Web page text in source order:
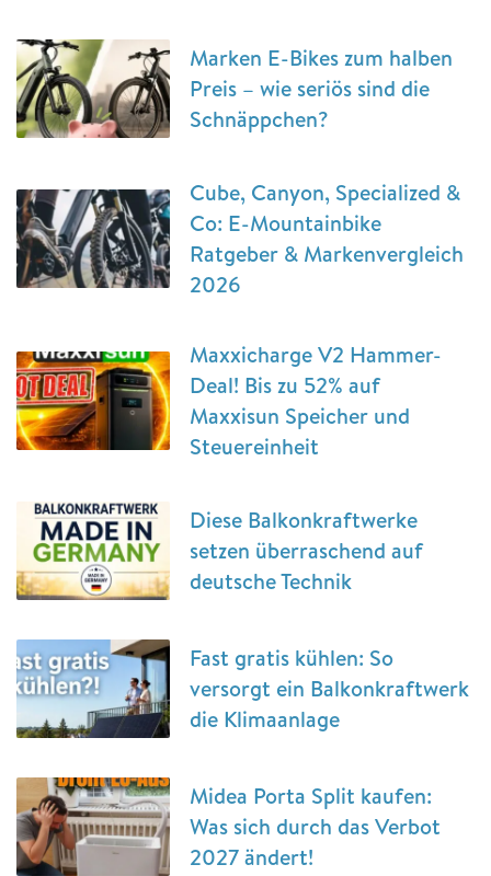
Marken E-Bikes zum halben
Preis – wie seriös sind die
Schnäppchen?
Cube, Canyon, Specialized &
Co: E-Mountainbike
Ratgeber & Markenvergleich
2026
Maxxicharge V2 Hammer-
Deal! Bis zu 52% auf
Maxxisun Speicher und
Steuereinheit
Diese Balkonkraftwerke
setzen überraschend auf
deutsche Technik
Fast gratis kühlen: So
versorgt ein Balkonkraftwerk
die Klimaanlage
Midea Porta Split kaufen:
Was sich durch das Verbot
2027 ändert!